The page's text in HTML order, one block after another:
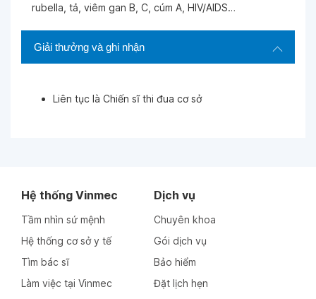
Giải thưởng và ghi nhận
Liên tục là Chiến sĩ thi đua cơ sở
rubella, tả, viêm gan B, C, cúm A, HIV/AIDS…
Ngày 16-10-2025
dưỡng và thu ngân rất quan tâm hỗ trợ Khách
Hệ thống Vinmec
Tầm nhìn sứ mệnh
Hệ thống cơ sở y tế
Tìm bác sĩ
Làm việc tại Vinmec
Dịch vụ
Chuyên khoa
Gói dịch vụ
Bảo hiểm
Đặt lịch hẹn